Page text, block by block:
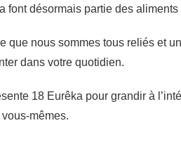
font désormais partie des
que nous sommes tous reliés et
dans votre quotidien.
18 Eurêka pour grandir à
mêmes.